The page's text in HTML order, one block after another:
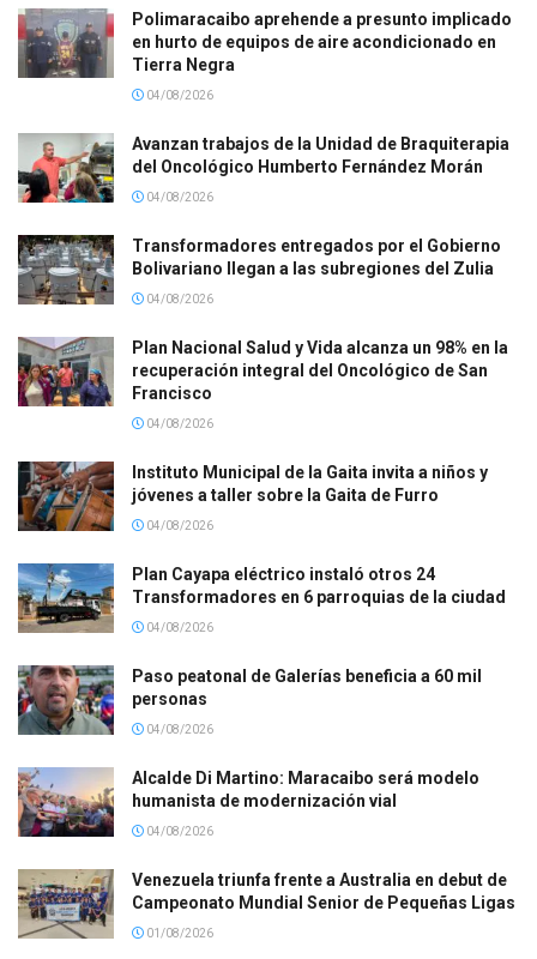
Polimaracaibo aprehende a presunto implicado
en hurto de equipos de aire acondicionado en
Tierra Negra
04/08/2026
Avanzan trabajos de la Unidad de Braquiterapia
del Oncológico Humberto Fernández Morán
04/08/2026
Transformadores entregados por el Gobierno
Bolivariano llegan a las subregiones del Zulia
04/08/2026
Plan Nacional Salud y Vida alcanza un 98% en la
recuperación integral del Oncológico de San
Francisco
04/08/2026
Instituto Municipal de la Gaita invita a niños y
jóvenes a taller sobre la Gaita de Furro
04/08/2026
Plan Cayapa eléctrico instaló otros 24
Transformadores en 6 parroquias de la ciudad
04/08/2026
Paso peatonal de Galerías beneficia a 60 mil
personas
04/08/2026
Alcalde Di Martino: Maracaibo será modelo
humanista de modernización vial
04/08/2026
Venezuela triunfa frente a Australia en debut de
Campeonato Mundial Senior de Pequeñas Ligas
01/08/2026